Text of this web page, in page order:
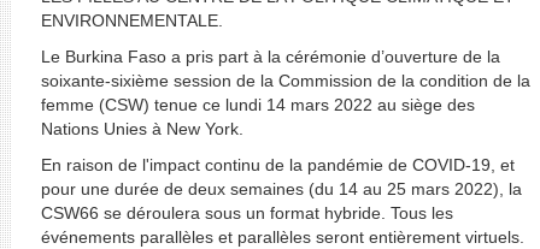
ENVIRONNEMENTALE.
Le Burkina Faso a pris part à la cérémonie d’ouverture de la
soixante-sixième session de la Commission de la condition de la
femme (CSW) tenue ce lundi 14 mars 2022 au siège des
Nations Unies à New York.
En raison de l'impact continu de la pandémie de COVID-19, et
pour une durée de deux semaines (du 14 au 25 mars 2022), la
CSW66 se déroulera sous un format hybride. Tous les
événements parallèles et parallèles seront entièrement virtuels.